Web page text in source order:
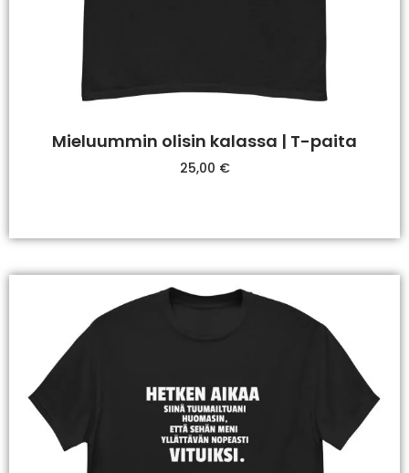
Mieluummin olisin kalassa | T-paita
25,00 €